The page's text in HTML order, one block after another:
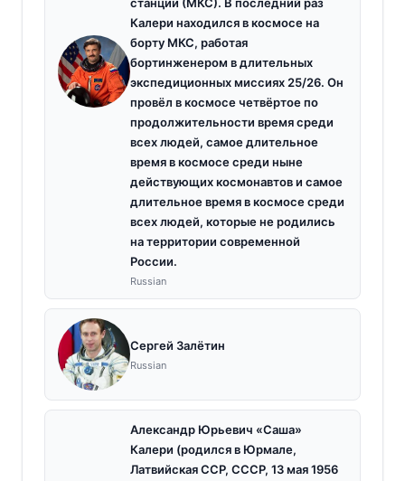
станции (МКС). В последний раз
Калери находился в космосе на
борту МКС, работая
бортинженером в длительных
экспедиционных миссиях 25/26. Он
провёл в космосе четвёртое по
продолжительности время среди
всех людей, самое длительное
время в космосе среди ныне
действующих космонавтов и самое
длительное время в космосе среди
всех людей, которые не родились
на территории современной
России.
Russian
Сергей Залётин
Russian
Александр Юрьевич «Саша»
Калери (родился в Юрмале,
Латвийская ССР, СССР, 13 мая 1956